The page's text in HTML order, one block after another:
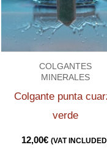
COLGANTES
MINERALES
Colgante punta
verde
12,00€ (VAT